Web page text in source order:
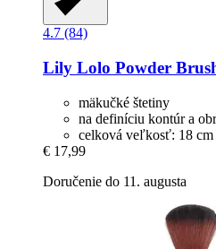
4.7 (84)
Lily Lolo Powder
mäkučké štetiny
na definíciu kontúr a
celková veľkosť: 18 cm
€ 17,99
Doručenie do 11. augusta